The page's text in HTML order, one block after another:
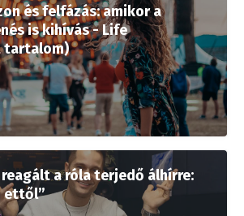
és felfázás: amikor a
is kihívás - Life
reagált a róla terjedő álhírre:
ettől”